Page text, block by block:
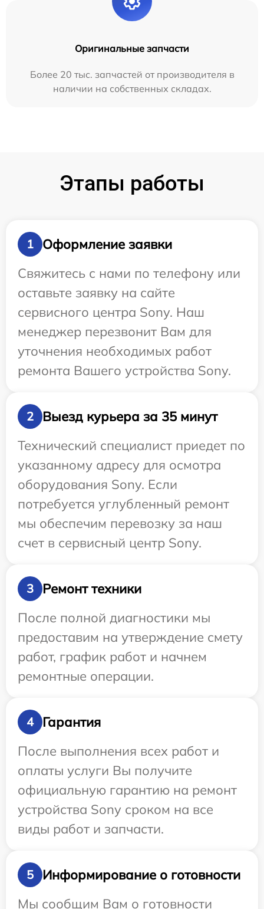
Оригинальные запчасти
Более 20 тыс. запчастей от производителя в
наличии на собственных складах.
Этапы работы
1
Оформление заявки
Свяжитесь с нами по телефону или
оставьте заявку на сайте
сервисного центра Sony. Наш
менеджер перезвонит Вам для
уточнения необходимых работ
ремонта Вашего устройства Sony.
2
Выезд курьера за 35 минут
Технический специалист приедет по
указанному адресу для осмотра
оборудования Sony. Если
потребуется углубленный ремонт
мы обеспечим перевозку за наш
счет в сервисный центр Sony.
3
Ремонт техники
После полной диагностики мы
предоставим на утверждение смету
работ, график работ и начнем
ремонтные операции.
4
Гарантия
После выполнения всех работ и
оплаты услуги Вы получите
официальную гарантию на ремонт
устройства Sony сроком на все
виды работ и запчасти.
5
Информирование о готовности
Мы сообщим Вам о готовности